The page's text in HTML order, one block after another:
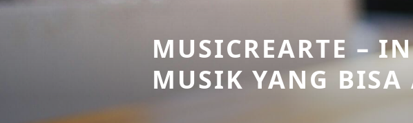
Skip
MUSICREARTE –
MUSIK YANG BISA